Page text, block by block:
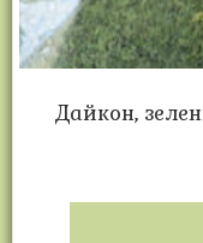
Дайкон,